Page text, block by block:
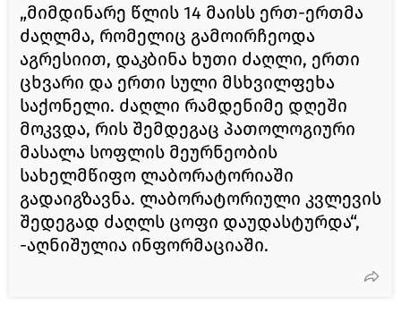
„მიმდინარე წლის 14 მაისს ერთ-ერთმა
ძაღლმა, რომელიც გამოირჩეოდა
აგრესიით, დაკბინა ხუთი ძაღლი, ერთი
ცხვარი და ერთი სული მსხვილფეხა
საქონელი. ძაღლი რამდენიმე დღეში
მოკვდა, რის შემდეგაც პათოლოგიური
მასალა სოფლის მეურნეობის
სახელმწიფო ლაბორატორიაში
გადაიგზავნა. ლაბორატორიული კვლევის
შედეგად ძაღლს ცოფი დაუდასტურდა“,
-აღნიშულია ინფორმაციაში.